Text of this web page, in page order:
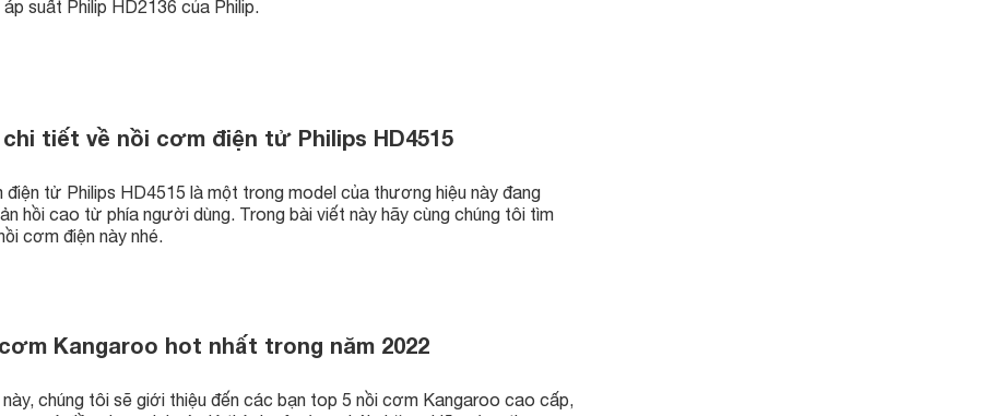
suất Philip HD2136 của Philip.
tiết về nồi cơm điện tử Philips HD4515
điện tử Philips HD4515 là một trong model của thương hiệu này đang
hồi cao từ phía người dùng. Trong bài viết này hãy cùng chúng tôi tìm
cơm điện này nhé.
Kangaroo hot nhất trong năm 2022
chúng tôi sẽ giới thiệu đến các bạn top 5 nồi cơm Kangaroo cao cấp,